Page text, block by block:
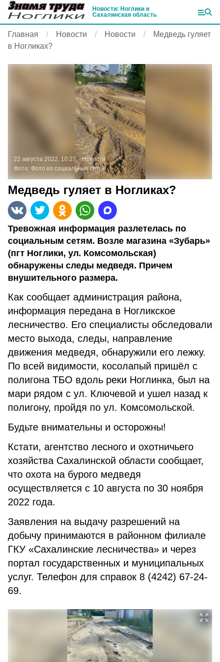
Новости: Ноглики и
Сахалинская область
Главная Новости Новости
Медведь гуляет
в Ногликах?
22 августа 2022, 10:27
Новости
Фото: Фото из социальных сетей
Медведь гуляет в Ногликах?
Тревожная информация разлетелась по
социальным сетям. Возле магазина «Зубарь»
(пгт Ноглики, ул. Комсомольская)
обнаружены следы медведя. Причем
внушительного размера.
Как сообщает администрация района,
информация передана в Ногликское
лесничество. Его специалисты обследовали
место выхода, следы, направление
движения медведя, обнаружили его лежку.
По всей видимости, косолапый пришёл с
полигона ТБО вдоль реки Ноглинка, был на
мари рядом с ул. Ключевой и ушел назад к
полигону, пройдя по ул. Комсомольской.
Будьте внимательны и осторожны!
Кстати, агентство лесного и охотничьего
хозяйства Сахалинской области сообщает,
что охота на бурого медведя
осуществляется с 10 августа по 30 ноября
2022 года.
Заявления на выдачу разрешений на
добычу принимаются в районном филиале
ГКУ «Сахалинские лесничества» и через
портал государственных и муниципальных
услуг. Телефон для справок 8 (4242) 67-24-
69.